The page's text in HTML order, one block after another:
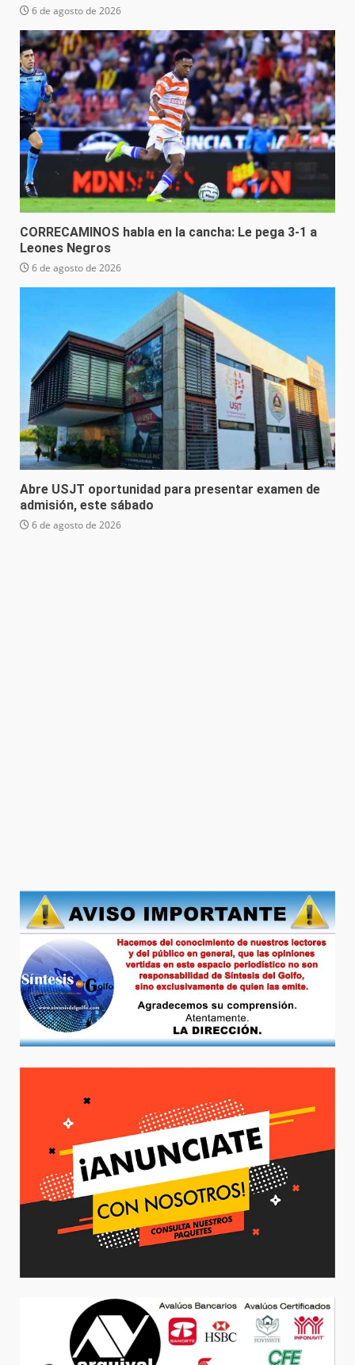
6 de agosto de 2026
CORRECAMINOS habla en la cancha: Le pega 3-1 a
Leones Negros
6 de agosto de 2026
Abre USJT oportunidad para presentar examen de
admisión, este sábado
6 de agosto de 2026